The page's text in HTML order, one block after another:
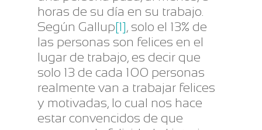
horas de su día en su trabajo.
Según Gallup[1], solo el 13% de
las personas son felices en el
lugar de trabajo, es decir que
solo 13 de cada 100 personas
realmente van a trabajar felices
y motivadas, lo cual nos hace
estar convencidos de que